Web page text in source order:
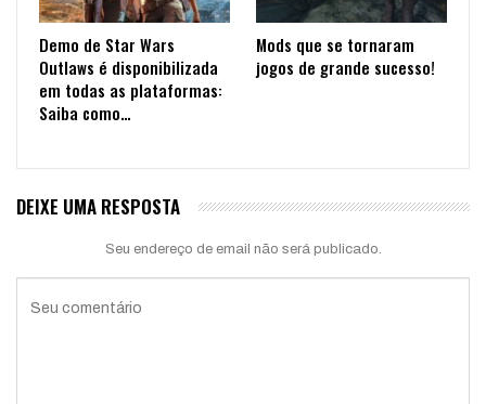
Demo de Star Wars
Outlaws é disponibilizada
em todas as plataformas:
Saiba como…
Mods que se tornaram
jogos de grande sucesso!
DEIXE UMA RESPOSTA
Seu endereço de email não será publicado.